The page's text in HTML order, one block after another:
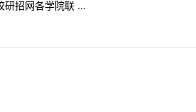
研招网各学院联 ...